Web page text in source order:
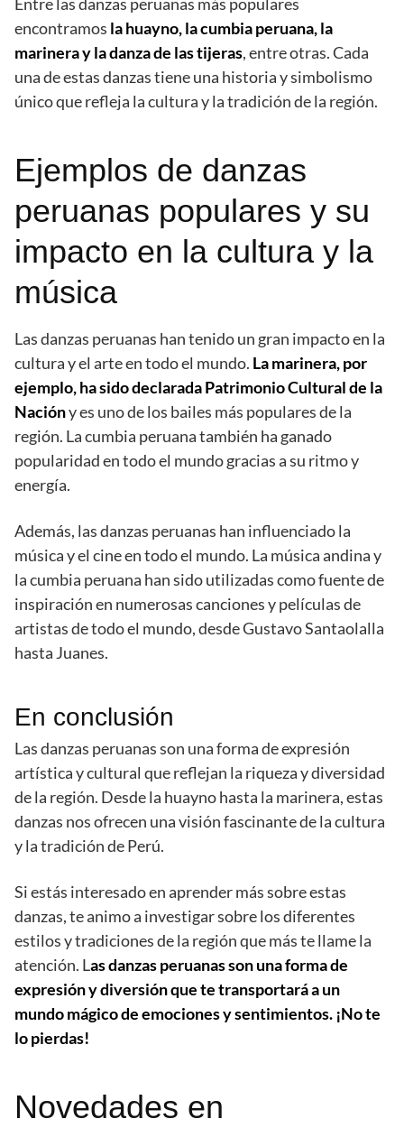
Entre las danzas peruanas más populares
encontramos la huayno, la cumbia peruana, la
marinera y la danza de las tijeras, entre otras. Cada
una de estas danzas tiene una historia y simbolismo
único que refleja la cultura y la tradición de la región.
Ejemplos de danzas
peruanas populares y su
impacto en la cultura y la
música
Las danzas peruanas han tenido un gran impacto en la
cultura y el arte en todo el mundo. La marinera, por
ejemplo, ha sido declarada Patrimonio Cultural de la
Nacióny es uno de los bailes más populares de la
región. La cumbia peruana también ha ganado
popularidad en todo el mundo gracias a su ritmo y
energía.
Además, las danzas peruanas han influenciado la
música y el cine en todo el mundo. La música andina y
la cumbia peruana han sido utilizadas como fuente de
inspiración en numerosas canciones y películas de
artistas de todo el mundo, desde Gustavo Santaolalla
hasta Juanes.
En conclusión
Las danzas peruanas son una forma de expresión
artística y cultural que reflejan la riqueza y diversidad
de la región. Desde la huayno hasta la marinera, estas
danzas nos ofrecen una visión fascinante de la cultura
y la tradición de Perú.
Si estás interesado en aprender más sobre estas
danzas, te animo a investigar sobre los diferentes
estilos y tradiciones de la región que más te llame la
atención. Las danzas peruanas son una forma de
expresión y diversión que te transportará a un
mundo mágico de emociones y sentimientos. ¡No te
lo pierdas!
Novedades en